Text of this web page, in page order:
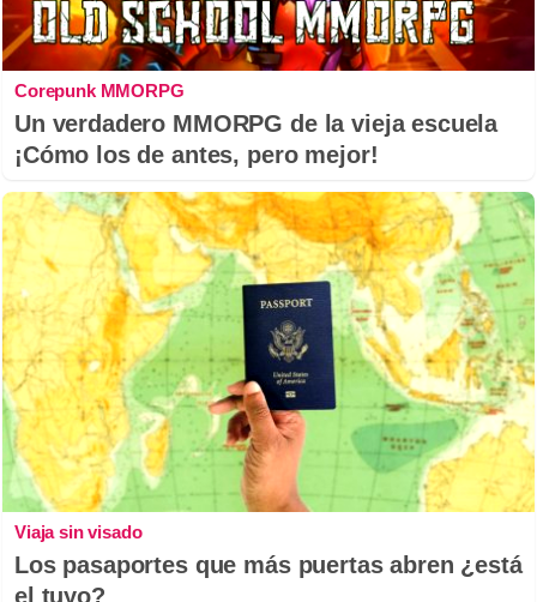
Corepunk MMORPG
Un verdadero MMORPG de la vieja escuela
¡Cómo los de antes, pero mejor!
Viaja sin visado
Los pasaportes que más puertas abren ¿está
el tuyo?